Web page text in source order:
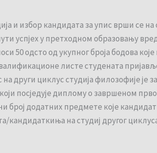
и избор кандидата за упис врши се
успјех у претходном образовању
50 одсто од укупног броја бодова
листе студената
на други циклус студија филозофије
посједује диплому о завршеном
број додатних предмете које
кандидаткиња на студиј другог